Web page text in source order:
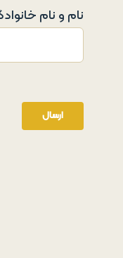
نام و نام